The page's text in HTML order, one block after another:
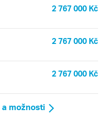
2 767 000 Kč
2 767 000 Kč
2 767 000 Kč
možnosti